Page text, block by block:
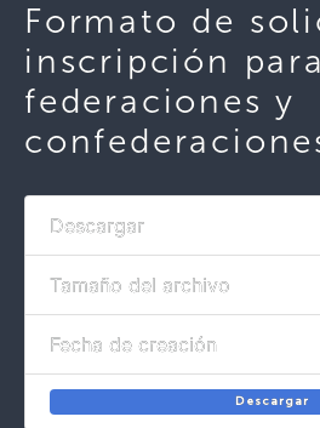
Formato de
inscripción para
federaciones y
Descargar
Tamaño del archivo
Fecha de creación
Descargar